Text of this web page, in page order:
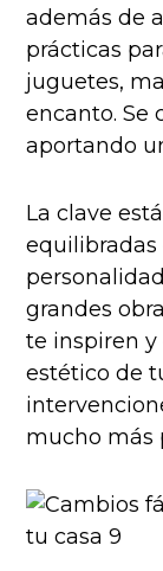
además de
prácticas
juguetes,
encanto. Se
aportando
La clave
grandes
te inspiren
estético de
mucho más